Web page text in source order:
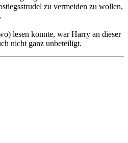
zu vermeiden zu wollen,
lesen konnte, war Harry an dieser
nicht ganz unbeteiligt.